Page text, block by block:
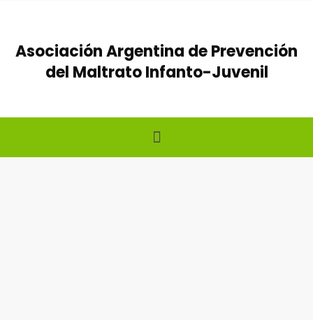
contenido
Asociación Argentina de Prevención
del Maltrato Infanto-Juvenil
Menú